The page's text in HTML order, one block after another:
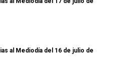
al Mediodía del 16 de julio de